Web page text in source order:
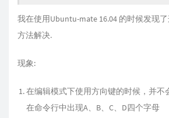
我在使用Ubuntu-mate 16.04 的时候发现
方法解决.
现象:
在编辑模式下使用方向键的时候，并不
在命令行中出现A、B、C、D四个字母